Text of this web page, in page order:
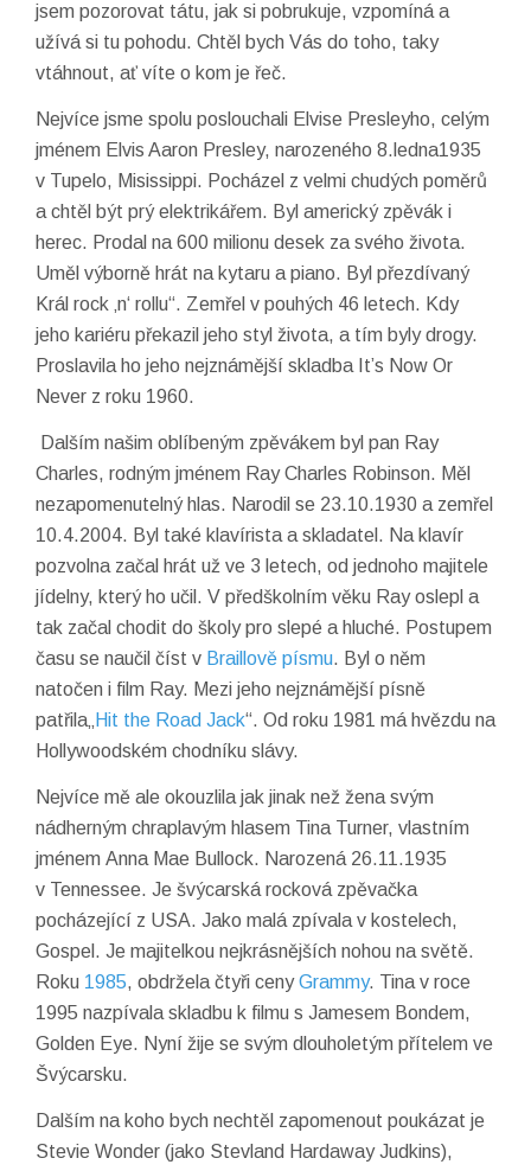
jsem pozorovat tátu, jak si pobrukuje, vzpomíná a
užívá si tu pohodu. Chtěl bych Vás do toho, taky
vtáhnout, ať víte o kom je řeč.
Nejvíce jsme spolu poslouchali Elvise Presleyho, celým
jménem Elvis Aaron Presley, narozeného 8.ledna1935
v Tupelo, Misissippi. Pocházel z velmi chudých poměrů
a chtěl být prý elektrikářem. Byl americký zpěvák i
herec. Prodal na 600 milionu desek za svého života.
Uměl výborně hrát na kytaru a piano. Byl přezdívaný
Král rock ‚n‘ rollu“. Zemřel v pouhých 46 letech. Kdy
jeho kariéru překazil jeho styl života, a tím byly drogy.
Proslavila ho jeho nejznámější skladba It’s Now Or
Never z roku 1960.
Dalším našim oblíbeným zpěvákem byl pan Ray
Charles, rodným jménem Ray Charles Robinson. Měl
nezapomenutelný hlas. Narodil se 23.10.1930 a zemřel
10.4.2004. Byl také klavírista a skladatel. Na klavír
pozvolna začal hrát už ve 3 letech, od jednoho majitele
jídelny, který ho učil. V předškolním věku Ray oslepl a
tak začal chodit do školy pro slepé a hluché. Postupem
času se naučil číst v Braillově písmu. Byl o něm
natočen i film Ray. Mezi jeho nejznámější písně
patřila„ Hit the Road Jack“. Od roku 1981 má hvězdu na
Hollywoodském chodníku slávy.
Nejvíce mě ale okouzlila jak jinak než žena svým
nádherným chraplavým hlasem Tina Turner, vlastním
jménem Anna Mae Bullock. Narozená 26.11.1935
v Tennessee. Je švýcarská rocková zpěvačka
pocházející z USA. Jako malá zpívala v kostelech,
Gospel. Je majitelkou nejkrásnějších nohou na světě.
Roku 1985, obdržela čtyři cenyGrammy. Tina v roce
1995 nazpívala skladbu k filmu s Jamesem Bondem,
Golden Eye. Nyní žije se svým dlouholetým přítelem ve
Švýcarsku.
Dalším na koho bych nechtěl zapomenout poukázat je
Stevie Wonder (jako Stevland Hardaway Judkins),